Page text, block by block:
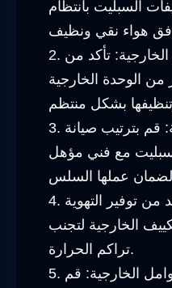
السبليت بانتظام
2. الحفاظ على الوحدة الخارجية: تأكد من
من الوحدة الخارجية
3. الاهتمام بالصيانة الدورية: قم بترتيب صيانة
مع فني مؤهل
4. توفير التهوية الجيدة: تأكد من توفير التهوية
الخارجية لتجنب
تراكم الحرارة.
5. توفير الحماية من العوامل الخارجية: قم